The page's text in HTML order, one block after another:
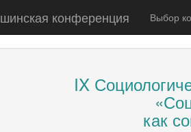
конференция Выбор
IX
как